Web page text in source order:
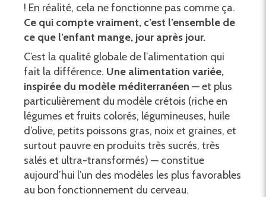
! En réalité, cela ne fonctionne pas comme ça.
Ce qui compte vraiment, c’est l’ensemble de
ce que l’enfant mange, jour après jour.
C’est la qualité globale de l’alimentation qui
fait la différence. Une alimentation variée,
inspirée du modèle méditerranéen — et plus
particulièrement du modèle crétois (riche en
légumes et fruits colorés, légumineuses, huile
d’olive, petits poissons gras, noix et graines, et
surtout pauvre en produits très sucrés, très
salés et ultra-transformés) — constitue
aujourd’hui l’un des modèles les plus favorables
au bon fonctionnement du cerveau.